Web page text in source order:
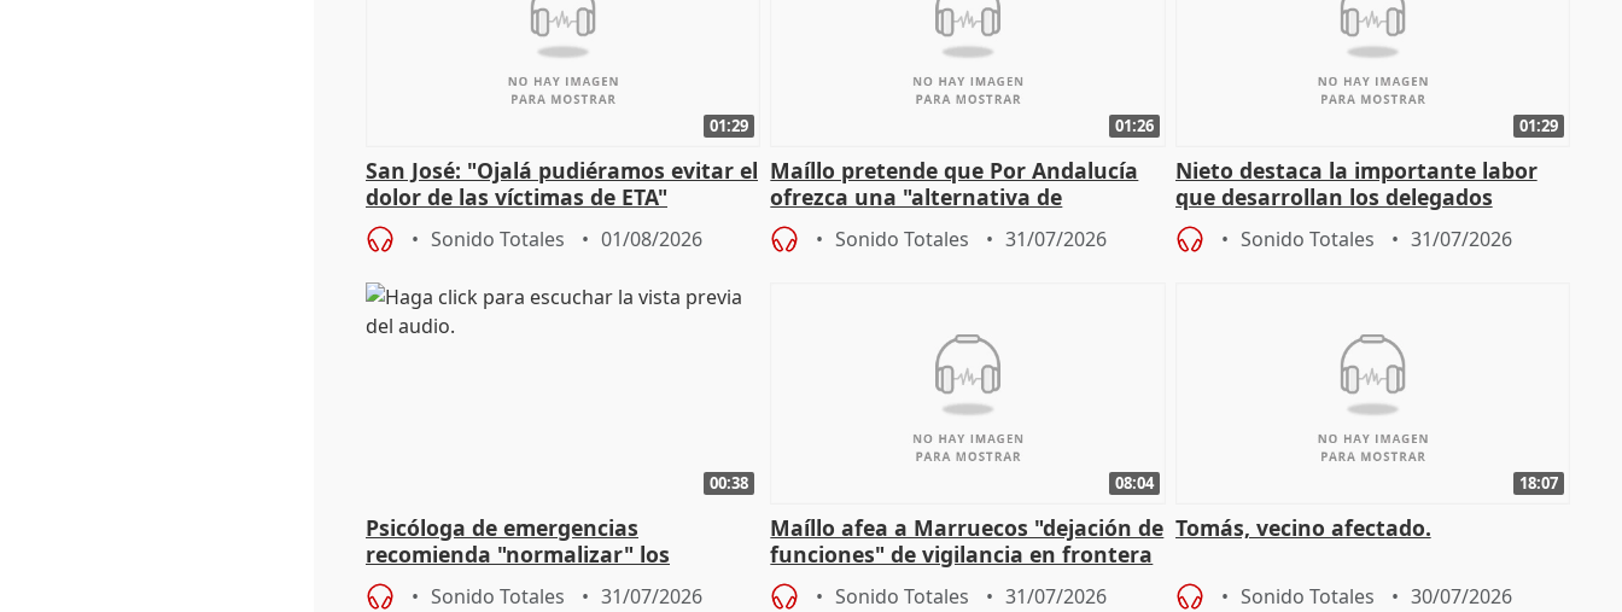
01:29
San José: "Ojalá pudiéramos evitar el
dolor de las víctimas de ETA"
Sonido Totales 01/08/2026
01:26
Maíllo pretende que Por Andalucía
ofrezca una "alternativa de
gobierno" con su labor de oposición
Sonido Totales 31/07/2026
01:29
Nieto destaca la importante labor
que desarrollan los delegados
territoriales de la Junta
Sonido Totales 31/07/2026
00:38
Psicóloga de emergencias
recomienda "normalizar" los
síntomas tras sufrir un incendio
Sonido Totales 31/07/2026
08:04
Maíllo afea a Marruecos "dejación de
funciones" de vigilancia en frontera
con Ceuta
Sonido Totales 31/07/2026
18:07
Tomás, vecino afectado.
Sonido Totales 30/07/2026